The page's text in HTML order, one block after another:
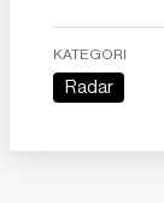
KATEGORI
Radar